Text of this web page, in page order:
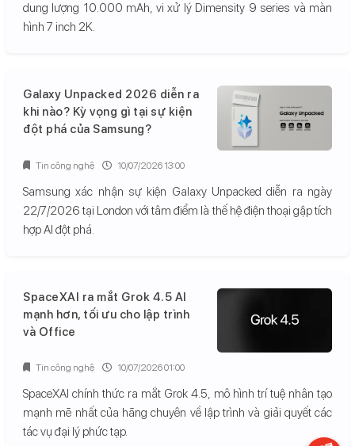
dung lượng 10.000 mAh, vi xử lý Dimensity 9 series và màn
hình 7 inch 2K.
Galaxy Unpacked 2026 diễn ra
khi nào? Kỳ vọng gì tại sự kiện
đột phá của Samsung?
Samsung xác nhận sự kiện Galaxy Unpacked diễn ra ngày
22/7/2026 tại London với tâm điểm là thế hệ điện thoại gập tích
hợp AI đột phá.
Tin công nghệ 10/07/2026 13:00
SpaceXAI ra mắt Grok 4.5 AI
mạnh hơn, tối ưu cho lập trình
và Office
SpaceXAI chính thức ra mắt Grok 4.5, mô hình trí tuệ nhân tạo
mạnh mẽ nhất của hãng chuyên về lập trình và giải quyết các
tác vụ đại lý phức tạp.
Tin công nghệ 10/07/2026 01:00